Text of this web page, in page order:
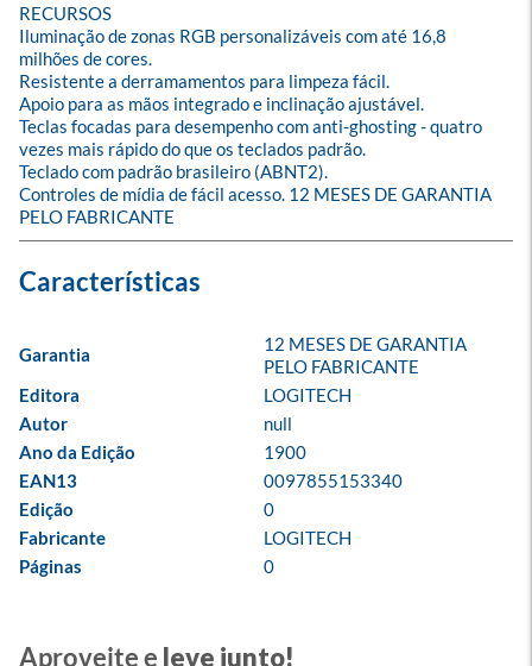
RECURSOS
Iluminação de zonas RGB personalizáveis com até 16,8
milhões de cores.
Resistente a derramamentos para limpeza fácil.
Apoio para as mãos integrado e inclinação ajustável.
Teclas focadas para desempenho com anti-ghosting - quatro
vezes mais rápido do que os teclados padrão.
Teclado com padrão brasileiro (ABNT2).
Controles de mídia de fácil acesso. 12 MESES DE GARANTIA
PELO FABRICANTE
Garantia
12 MESES DE GARANTIA
PELO FABRICANTE
Editora
LOGITECH
Autor
null
Ano da Edição
1900
EAN13
0097855153340
Edição
0
Fabricante
LOGITECH
Páginas
0
Aproveite e leve junto!